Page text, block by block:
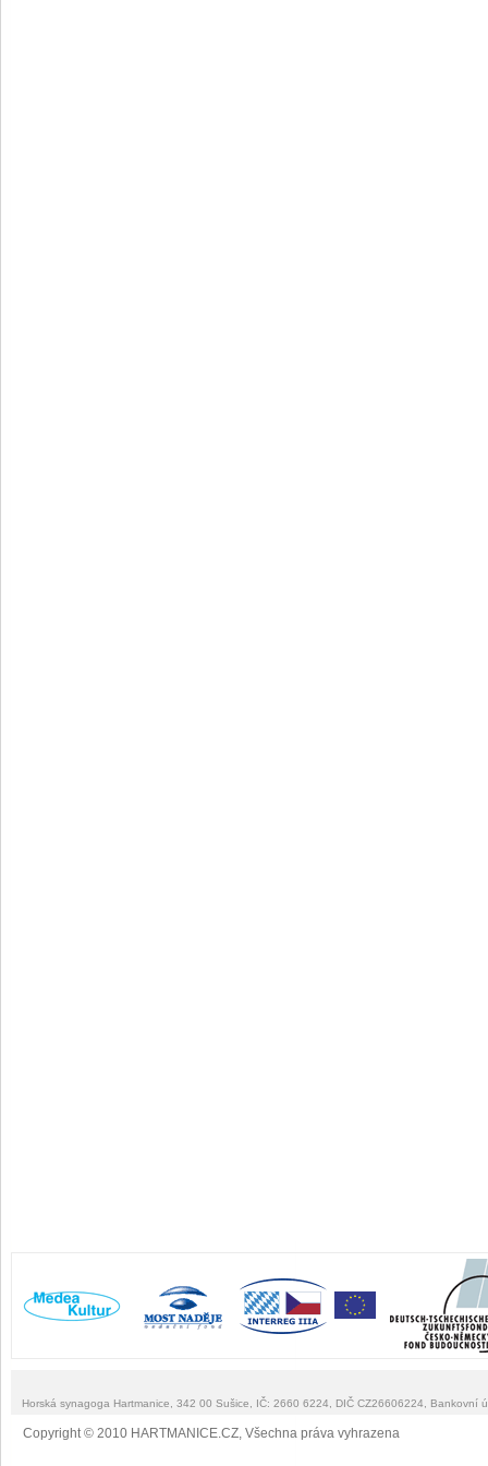
Horská synagoga Hartmanice, 342 00 Sušice, IČ: 2660 6224, DIČ CZ26606224, Bankovní
Copyright © 2010 HARTMANICE.CZ, Všechna práva vyhrazena